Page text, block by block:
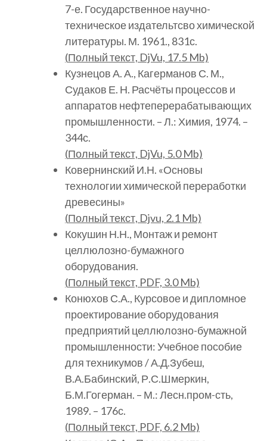
7-е. Государственное научно-
техническое издательтсво химической
литературы. М. 1961., 831с.
(Полныйтекст, DjVu, 17.5 Mb)
Кузнецов А. А., Кагерманов С. М.,
Судаков Е. Н. Расчёты процессов и
аппаратов нефтеперерабатывающих
промышленности. – Л.: Химия, 1974. –
344с.
(Полныйтекст, DjVu, 5.0 Mb)
Ковернинский И.Н. «Основы
технологии химической переработки
древесины»
(Полныйтекст, Djvu, 2.1 Mb)
Кокушин Н.Н., Монтаж и ремонт
целлюлозно-бумажного
оборудования.
(Полныйтекст, PDF, 3.0 Mb)
Конюхов С.А., Курсовое и дипломное
проектирование оборудования
предприятий целлюлозно-бумажной
промышленности: Учебное пособие
для техникумов / А.Д.Зубеш,
В.А.Бабинский, Р.С.Шмеркин,
Б.М.Гогерман. – М.: Лесн.пром-сть,
1989. – 176с.
(Полныйтекст, PDF, 6.2 Mb)